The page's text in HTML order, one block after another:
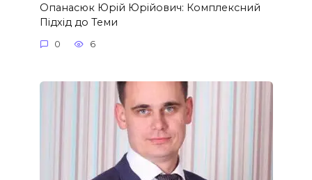
Опанасюк Юрій Юрійович: Комплексний
Підхід до Теми
0 6